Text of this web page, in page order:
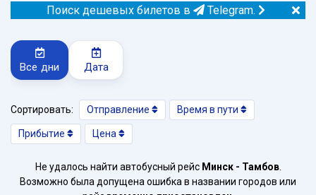
Поиск дешевых билетов в Telegram.
Все дни Дата
Сортировать: Отправление Время в пути
Прибытие Цена
Не удалось найти автобусный рейс Минск - Тамбов.
Возможно была допущена ошибка в названии городов или